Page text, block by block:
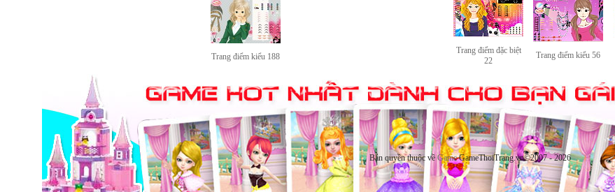
Trang điểm kiểu 188
Trang điểm đặc biệt
22
Trang điểm kiểu 56
Bản quyền thuộc về GameGameThoiTrang.vn©2007 - 2026